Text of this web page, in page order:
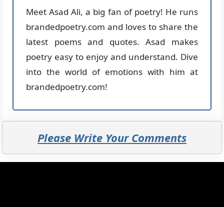
Meet Asad Ali, a big fan of poetry! He runs
brandedpoetry.com and loves to share the
latest poems and quotes. Asad makes
poetry easy to enjoy and understand. Dive
into the world of emotions with him at
brandedpoetry.com!
Please Write Your Comments